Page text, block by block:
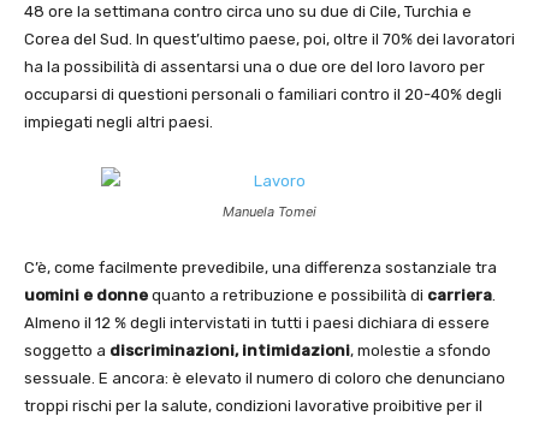
48 ore la settimana contro circa uno su due di Cile, Turchia e
Corea del Sud. In quest’ultimo paese, poi, oltre il 70% dei lavoratori
ha la possibilità di assentarsi una o due ore del loro lavoro per
occuparsi di questioni personali o familiari contro il 20-40% degli
impiegati negli altri paesi.
Manuela Tomei
C’è, come facilmente prevedibile, una differenza sostanziale tra
uomini e donne quanto a retribuzione e possibilità di carriera
Almeno il 12 % degli intervistati in tutti i paesi dichiara di essere
soggetto a discriminazioni, intimidazioni, molestie a sfondo
sessuale. E ancora: è elevato il numero di coloro che denunciano
troppi rischi per la salute, condizioni lavorative proibitive per il